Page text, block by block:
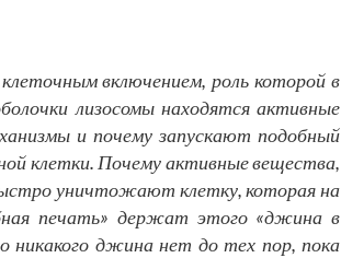
включением, роль которой в
лизосомы находятся активные
и почему запускают подобный
клетки. Почему активные вещества,
уничтожают клетку, которая на
печать» держат этого «джина в
никакого джина нет до тех пор, пока